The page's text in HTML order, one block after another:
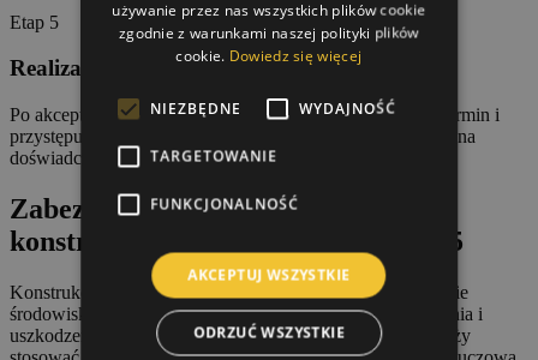
Etap 5
Realizacja prac przez RS-MAL
Po akceptacji warunków podpisujemy umowę, ustalamy termin i
przystępujemy do malowania konstrukcji stalowej. Postaw na
doświadczenie i rzetelność – postaw na RS-MAL.
Zabezpieczenia antykorozyjne
konstrukcji stalowych – klasy C1–C5
Konstrukcje stalowe są stale narażone na niszczące działanie
środowiska – wilgoć, zmienne temperatury, zanieczyszczenia i
uszkodzenia mechaniczne. Aby skutecznie je chronić, należy
używanie przez nas wszystkich plików cookie
zgodnie z warunkami naszej polityki plików
cookie. Dowiedz się więcej
NIEZBĘDNE WYDAJNOŚĆ
TARGETOWANIE
FUNKCJONALNOŚĆ
AKCEPTUJ WSZYSTKIE
ODRZUĆ WSZYSTKIE